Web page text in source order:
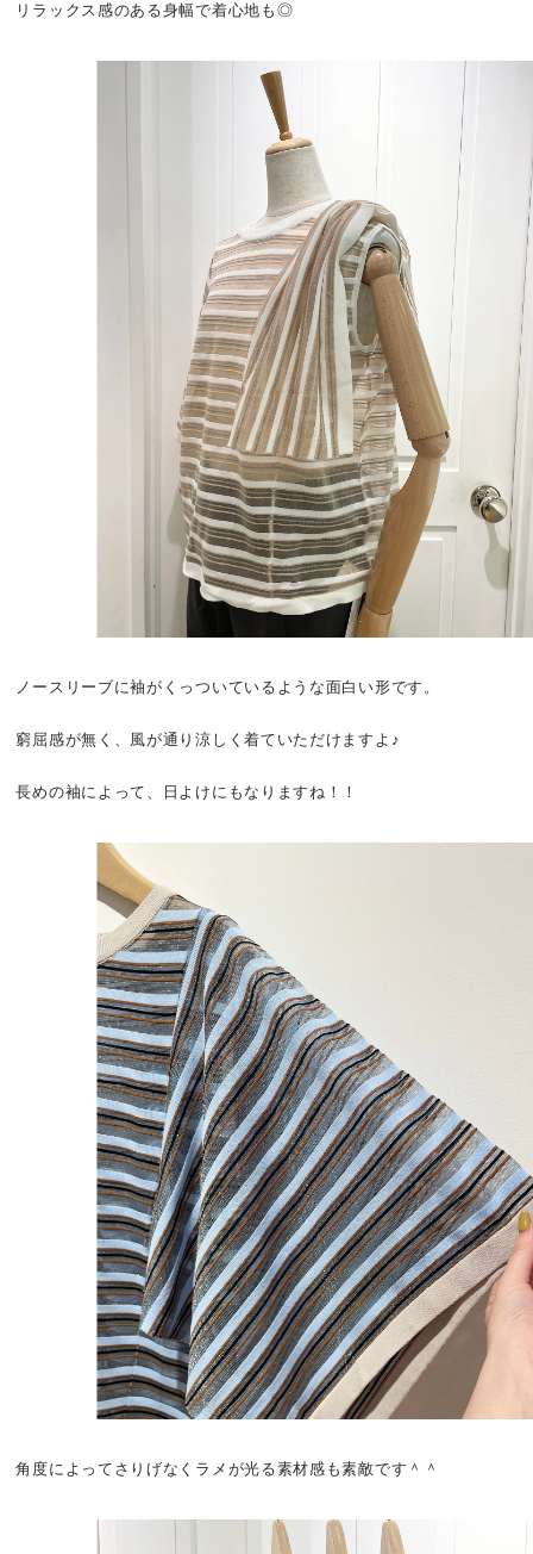
リラックス感のある身幅で着心地も◎
ノースリーブに袖がくっついているような面白い形です。
窮屈感が無く、風が通り涼しく着ていただけますよ♪
長めの袖によって、日よけにもなりますね！！
角度によってさりげなくラメが光る素材感も素敵です＾＾